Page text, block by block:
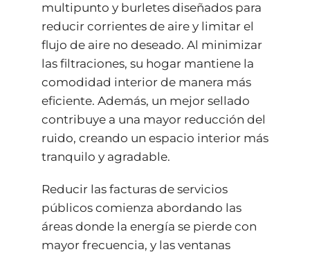
multipunto y burletes diseñados para
reducir corrientes de aire y limitar el
flujo de aire no deseado. Al minimizar
las filtraciones, su hogar mantiene la
comodidad interior de manera más
eficiente. Además, un mejor sellado
contribuye a una mayor reducción del
ruido, creando un espacio interior más
tranquilo y agradable.
Reducir las facturas de servicios
públicos comienza abordando las
áreas donde la energía se pierde con
mayor frecuencia, y las ventanas